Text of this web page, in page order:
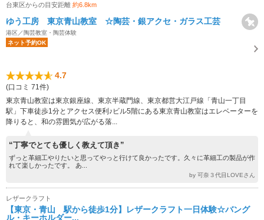
台東区からの目安距離 約6.8km
ゆう工房 東京青山教室 ☆陶芸・銀アクセ・ガラス工芸
港区／陶芸教室・陶芸体験
ネット予約OK
4.7
(口コミ 71件)
東京青山教室は東京銀座線、東京半蔵門線、東京都営大江戸線「青山一丁目
駅」下車徒歩1分とアクセス便利♪ビル5階にある東京青山教室はエレベーターを
降りると、和の雰囲気が広がる落...
“丁寧でとても優しく教えて頂き”
ずっと革細工やりたいと思ってやっと行けて良かったです。久々に革細工の製品が作
れて楽しかったです。 あ...
by 可奈３代目LOVEさん
レザークラフト
【東京・青山 駅から徒歩1分】レザークラフト一日体験☆バング
ル・キーホルダー...